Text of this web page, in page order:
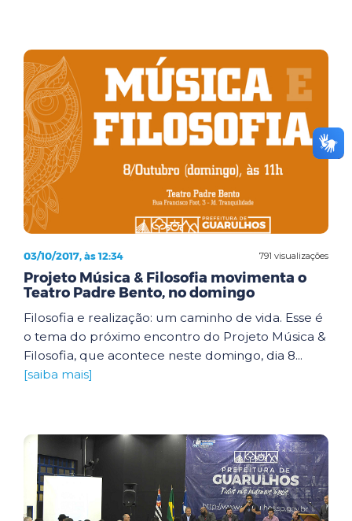
791 visualizações
03/10/2017, às 12:34
Projeto Música & Filosofia movimenta o
Teatro Padre Bento, no domingo
Filosofia e realização: um caminho de vida. Esse é
o tema do próximo encontro do Projeto Música &
Filosofia, que acontece neste domingo, dia 8...
[saiba mais]